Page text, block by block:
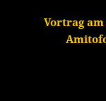
Vortrag am